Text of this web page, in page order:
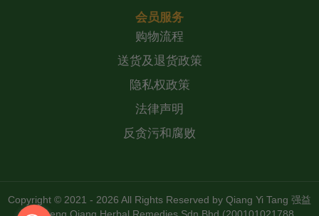
会员服务
购物流程
送货及退货政策
隐私权政策
法律声明
反贪污和腐败
Copyright © 2021 - 2026 All Rights Reserved by Qiang Yi Tang 强益